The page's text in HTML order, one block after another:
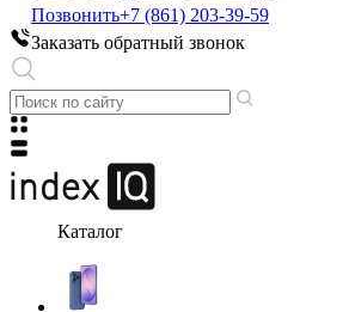
Позвонить+7 (861) 203-39-59
Заказать обратный звонок
Каталог